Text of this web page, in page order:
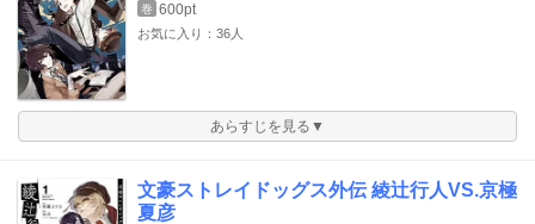
巻 600pt
お気に入り：36人
あらすじを見る▼
文豪ストレイドッグス外伝 綾辻行人VS.京極
夏彦